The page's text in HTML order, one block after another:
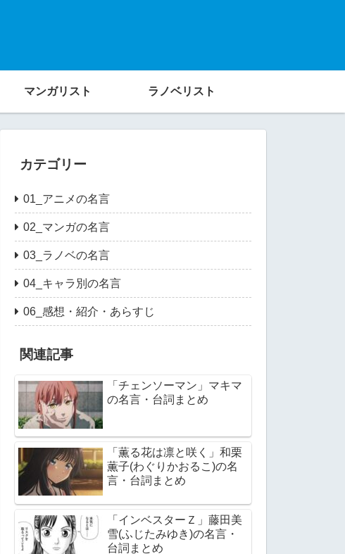
マンガリスト ラノベリスト
カテゴリー
01_アニメの名言
02_マンガの名言
03_ラノベの名言
04_キャラ別の名言
06_感想・紹介・あらすじ
関連記事
「チェンソーマン」マキマ
の名言・台詞まとめ
「薫る花は凛と咲く」和栗
薫子(わぐりかおるこ)の名
言・台詞まとめ
「インベスターＺ」藤田美
雪(ふじたみゆき)の名言・
台詞まとめ